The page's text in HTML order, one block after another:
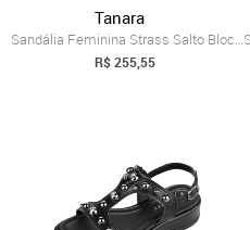
Tanara
Sandália Feminina Strass Salto Bloco Chi...
R$ 255,55